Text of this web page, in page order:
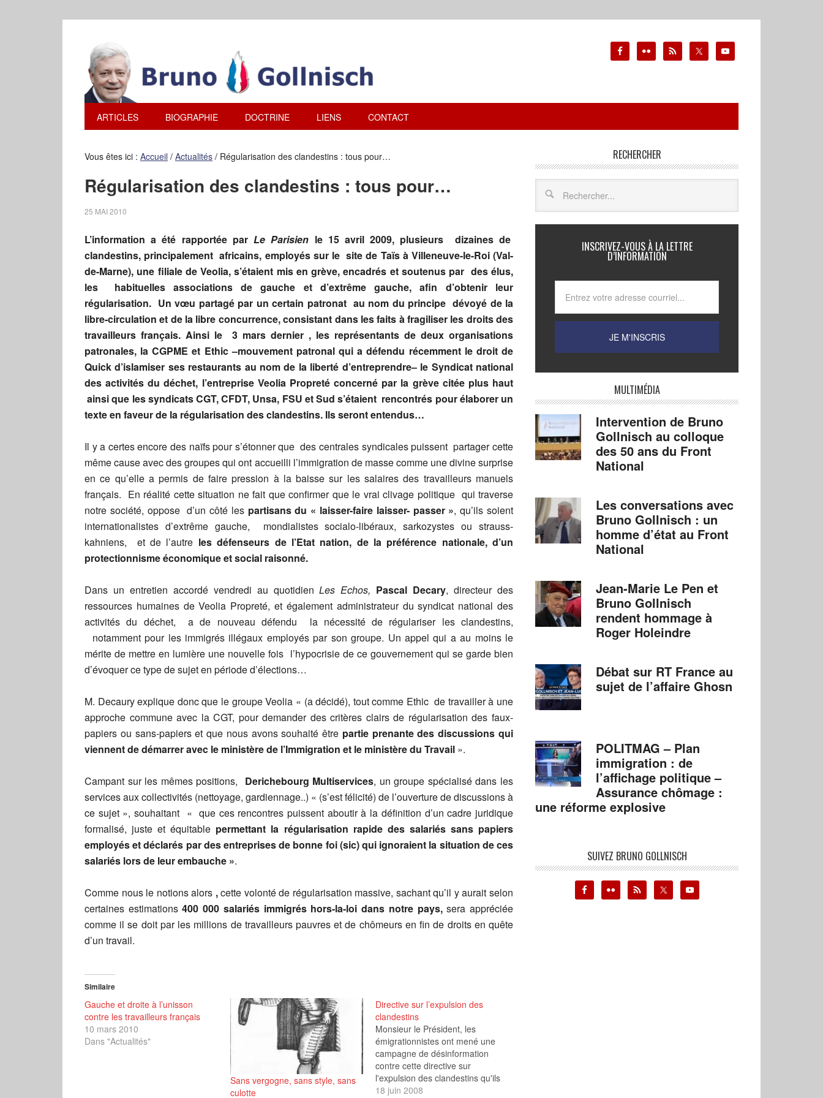
ARTICLES BIOGRAPHIE DOCTRINE LIENS CONTACT
Vous êtes ici : Accueil / Actualités / Régularisation des clandestins : tous pour…
Régularisation des clandestins : tous pour…
25 MAI 2010
L’information a été rapportée parLe Parisien le 15 avril 2009, plusieurs dizaines de
clandestins, principalement africains, employés sur le site de Taïs à Villeneuve-le-Roi (Val-
de-Marne), une filiale de Veolia, s’étaient mis en grève, encadrés et soutenus par des élus,
les habituelles associations de gauche et d’extrême gauche, afin d’obtenir leur
régularisation. Un vœu partagé par un certain patronat au nom du principe dévoyé de la
libre-circulation et de la libre concurrence, consistant dans les faits à fragiliser les droits des
travailleurs français. Ainsi le
3 mars dernier , les représentants de deux organisations
patronales, la CGPME et Ethic –mouvement patronal qui a défendu récemment le droit de
Quick d’islamiser ses restaurants au nom de la liberté d’entreprendre– le Syndicat national
des activités du déchet, l’entreprise Veolia Propreté concerné par la grève citée plus haut
ainsi que les syndicats CGT, CFDT, Unsa, FSU et Sud s’étaient rencontrés pour élaborer un
texte en faveur de la régularisation des clandestins. Ils seront entendus…
Il y a certes encore des naïfs pour s’étonner que des centrales syndicales puissent partager cette
même cause avec des groupes qui ont accueilli l’immigration de masse comme une divine surprise
en ce qu’elle a permis de faire pression à la baisse sur les salaires des travailleurs manuels
français. En réalité cette situation ne fait que confirmer que le vrai clivage politique qui traverse
notre société, oppose d’un côté les partisans du « laisser-faire laisser- passer », qu’ils soient
internationalistes d’extrême gauche, mondialistes socialo-libéraux, sarkozystes ou strauss-
kahniens, et de l’autre les défenseurs de l’Etat nation, de la préférence nationale, d’un
protectionnisme économique et social raisonné.
Dans un entretien accordé vendredi au quotidienLes Echos, Pascal Decary, directeur des
ressources humaines de Veolia Propreté, et également administrateur du syndicat national des
activités du déchet, a de nouveau défendu la nécessité de régulariser les clandestins,
notamment pour les immigrés illégaux employés par son groupe. Un appel qui a au moins le
mérite de mettre en lumière une nouvelle fois l’hypocrisie de ce gouvernement qui se garde bien
d’évoquer ce type de sujet en période d’élections…
M. Decaury explique donc que le groupe Veolia « (a décidé), tout comme Ethic de travailler à une
approche commune avec la CGT, pour demander des critères clairs de régularisation des faux-
papiers ou sans-papiers et que nous avons souhaité être partie prenante des discussions qui
viennent de démarrer avec le ministère de l’Immigration et le ministère du Travail ».
Campant sur les mêmes positions, Derichebourg Multiservices, un groupe spécialisé dans les
services aux collectivités (nettoyage, gardiennage..) « (s’est félicité) de l’ouverture de discussions à
ce sujet », souhaitant « que ces rencontres puissent aboutir à la définition d’un cadre juridique
formalisé, juste et équitable permettant la régularisation rapide des salariés sans papiers
employés et déclarés par des entreprises de bonne foi (sic) qui ignoraient la situation de ces
salariés lors de leur embauche ».
Comme nous le notions alors ,cette volonté de régularisation massive, sachant qu’il y aurait selon
certaines estimations400 000 salariés immigrés hors-la-loi dans notre pays,sera appréciée
comme il se doit par les millions de travailleurs pauvres et de chômeurs en fin de droits en quête
d’un travail.
Similaire
Gauche et droite à l’unisson
contre les travailleurs français
10 mars 2010
Dans "Actualités"
Sans vergogne, sans style, sans
culotte
Directive sur l’expulsion des
clandestins
Monsieur le Président, les
émigrationnistes ont mené une
campagne de désinformation
contre cette directive sur
l'expulsion des clandestins qu'ils
appellent "directive de la honte".
18 juin 2008
RECHERCHER
INSCRIVEZ-VOUS À LA LETTRE
D’INFORMATION
MULTIMÉDIA
Intervention de Bruno
Gollnisch au colloque
des 50 ans du Front
National
Les conversations avec
Bruno Gollnisch : un
homme d’état au Front
National
Jean-Marie Le Pen et
Bruno Gollnisch
rendent hommage à
Roger Holeindre
Débat sur RT France au
sujet de l’affaire Ghosn
POLITMAG – Plan
immigration : de
l’affichage politique –
Assurance chômage :
une réforme explosive
SUIVEZ BRUNO GOLLNISCH